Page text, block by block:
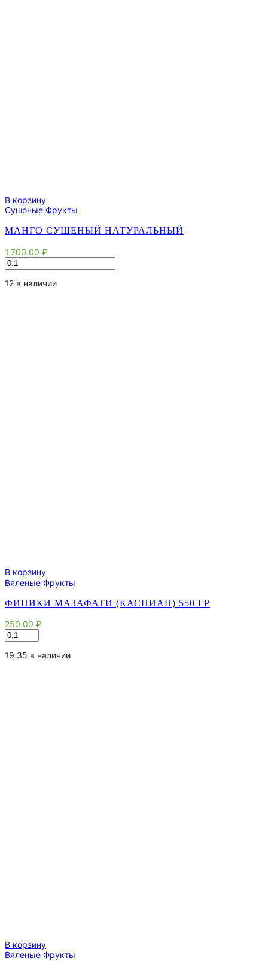
В корзину
Сушоные Фрукты
МАНГО СУШЕНЫЙ НАТУРАЛЬНЫЙ
1,700.00 ₽
Количество
товара
Манго
12 в наличии
В корзину
Вяленые Фрукты
ФИНИКИ МАЗАФАТИ (КАСПИАН) 550 ГР
250.00 ₽
Количество
товара
Финики
19.35 в наличии
В корзину
Вяленые Фрукты